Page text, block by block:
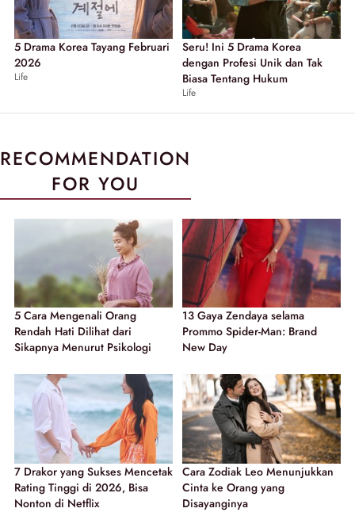
5 Drama Korea Tayang Februari
2026
Life
Seru! Ini 5 Drama Korea
dengan Profesi Unik dan Tak
Biasa Tentang Hukum
Life
RECOMMENDATION
FOR YOU
5 Cara Mengenali Orang
Rendah Hati Dilihat dari
Sikapnya Menurut Psikologi
13 Gaya Zendaya selama
Prommo Spider-Man: Brand
New Day
7 Drakor yang Sukses Mencetak
Rating Tinggi di 2026, Bisa
Nonton di Netflix
Cara Zodiak Leo Menunjukkan
Cinta ke Orang yang
Disayanginya